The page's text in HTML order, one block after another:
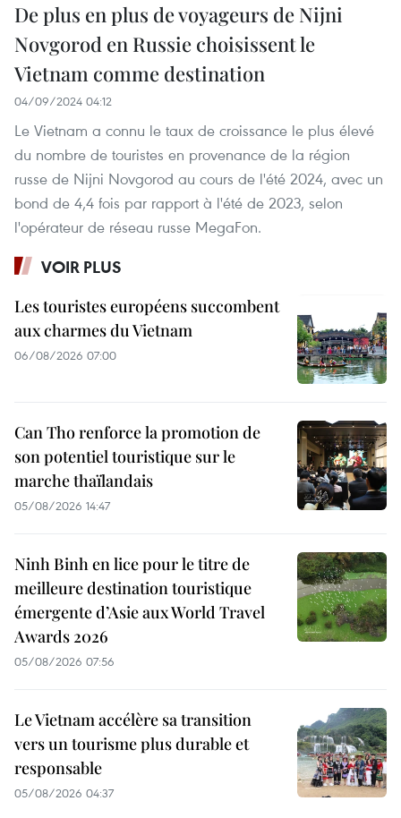
De plus en plus de voyageurs de Nijni
Novgorod en Russie choisissent le
Vietnam comme destination
04/09/2024 04:12
Le Vietnam a connu le taux de croissance le plus élevé
du nombre de touristes en provenance de la région
russe de Nijni Novgorod au cours de l'été 2024, avec un
bond de 4,4 fois par rapport à l'été de 2023, selon
l'opérateur de réseau russe MegaFon.
VOIR PLUS
Les touristes européens succombent
aux charmes du Vietnam
06/08/2026 07:00
Can Tho renforce la promotion de
son potentiel touristique sur le
marche thaïlandais
05/08/2026 14:47
Ninh Binh en lice pour le titre de
meilleure destination touristique
émergente d’Asie aux World Travel
Awards 2026
05/08/2026 07:56
Le Vietnam accélère sa transition
vers un tourisme plus durable et
responsable
05/08/2026 04:37